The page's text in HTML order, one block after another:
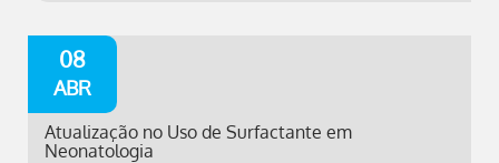
08
ABR
Atualização no Uso de Surfactante em
Neonatologia